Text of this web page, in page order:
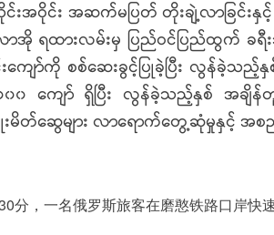
ဝိုင်း အဆက်မပြတ် တိုးချဲ့လာခြင်း
ရထားလမ်းမှ ပြည်ဝင်ပြည်ထွက် ခရီးသ
းကျော်ကို စစ်ဆေးခွင့်ပြုခဲ့ပြီး လွန်
၀၀ ကျော် ရှိပြီး လွန်ခဲ့သည့်နှစ် အချိန်
တ်ဆွေများ လာရောက်တွေ့ဆုံမှုနှင့် အစည်း
分，一名俄罗斯旅客在磨憨铁路口岸快